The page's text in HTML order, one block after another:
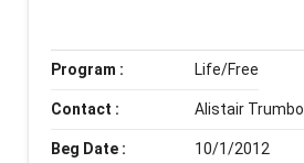
Program : Life/Free
Contact : Alistair Trumbo
Beg Date : 10/1/2012